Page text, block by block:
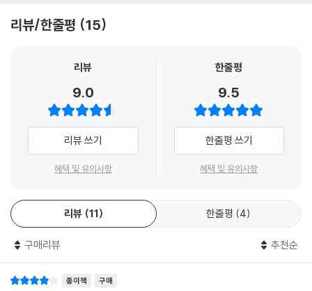
a)라는 제목으로 1권을 펴내고, 1615년 “기발한 기사 라 만차의 돈 끼호
2권을 펴낸 이래, 『돈 끼호떼』는 “근대 유럽어로 쓰인 최초의 소설 가운데
라는 평을 받으며 셰익스피어를 비롯한 전유럽어권 문호들에게 깊은 영향
을 미쳤다.
두권으로 구성된 『돈 끼호떼』 1권은 잘 알려져 있다시피 중세 기사소설에
심취한 라 만차의 시골 양반 알론소 끼하노(Alonso Quijano)가 세상의
모험담이다. 돈 끼호떼는 자신의 말 로신안떼(‘농사용 말’이란 뜻)를 타고
에스빠냐 전역을 유랑하며 모험을 벌인다. 대부분의 사람들에게 미친 사람
으로 비치는 그는 객줏집을 성으로 오해하고 그곳의 농사꾼 처녀들을 아름
다운 공주로 착각한다. 풍차를 악의 화신인 거인으로 생각해 결투를 벌이
겨 공격한다. 그는 특히 인근 동네에 사는 한 농사꾼 처녀를 자신의 사랑과
리뷰/한줄평 15
리뷰
9.0
리뷰 쓰기
혜택 및 유의사항
한줄평
9.5
한줄평 쓰기
혜택 및 유의사항
리뷰 11 한줄평 4
구매리뷰 추천순
종이책 구매